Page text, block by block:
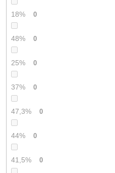
18% 0
48% 0
25% 0
37% 0
47,3% 0
44% 0
41,5% 0